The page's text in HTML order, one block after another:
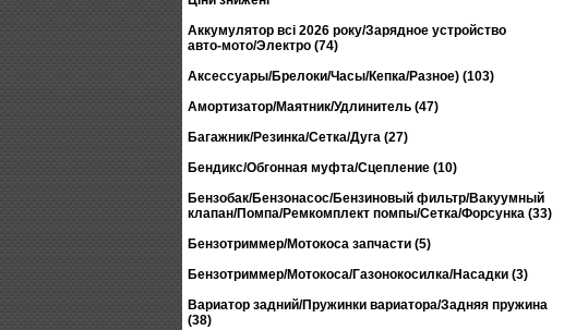
Аккумулятор всі 2026 року/Зарядное устройство
авто-мото/Электро (74)
Аксессуары/Брелоки/Часы/Кепка/Разное) (103)
Амортизатор/Маятник/Удлинитель (47)
Багажник/Резинка/Сетка/Дуга (27)
Бендикс/Обгонная муфта/Сцепление (10)
Бензобак/Бензонасос/Бензиновый фильтр/Вакуумный
клапан/Помпа/Ремкомплект помпы/Сетка/Форсунка (33)
Бензотриммер/Мотокоса запчасти (5)
Бензотриммер/Мотокоса/Газонокосилка/Насадки (3)
Вариатор задний/Пружинки вариатора/Задняя пружина
(38)